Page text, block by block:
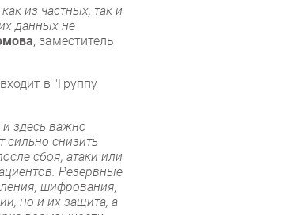
из частных, так и
данных не
, заместитель
в "Группу
здесь важно
сильно снизить
сбоя, атаки или
Резервные
шифрования,
но и их защита, а